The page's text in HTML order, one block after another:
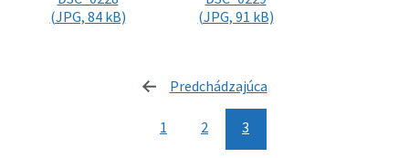
(JPG, 84 kB)
(JPG, 91 kB)
Predchádzajúca
1 2 3